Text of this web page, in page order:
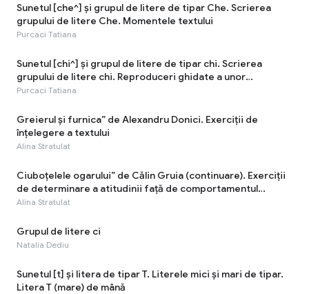
Sunetul [che^] şi grupul de litere de tipar Che. Scrierea
grupului de litere Che. Momentele textului
Purcaci Tatiana
Sunetul [chi^] şi grupul de litere de tipar chi. Scrierea
grupului de litere chi. Reproduceri ghidate a unor
fragmente din texte. Faptele istorice ale strămoșilor noștri
Purcaci Tatiana
Greierul și furnica” de Alexandru Donici. Exerciţii de
înţelegere a textului
Alina Stratulat
Ciuboțelele ogarului” de Călin Gruia (continuare). Exerciții
de determinare a atitudinii faţă de comportamentul
personajelor
Alina Stratulat
Grupul de litere ci
Natalia Dediu
Sunetul [t] şi litera de tipar T. Literele mici și mari de tipar.
Litera T (mare) de mână